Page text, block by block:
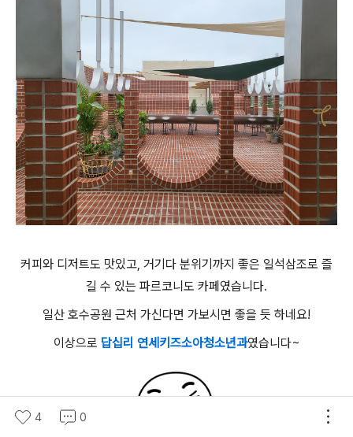
커피와 디저트도 맛있고, 거기다 분위기까지 좋은 일석삼조로 즐
길 수 있는 파르코니도 카페였습니다.
일산 호수공원 근처 가신다면 가보시면 좋을 듯 하네요!
이상으로 답십리 연세키즈소아청소년과였습니다~
4 0